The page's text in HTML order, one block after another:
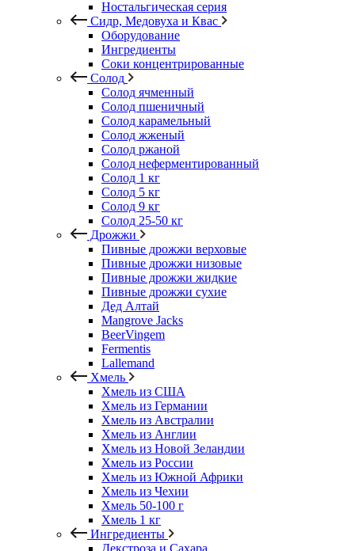
Ностальгическая серия
Сидр, Медовуха и Квас
Оборудование
Ингредиенты
Соки концентрированные
Солод
Солод ячменный
Солод пшеничный
Солод карамельный
Солод жженый
Солод ржаной
Солод неферментированный
Солод 1 кг
Солод 5 кг
Солод 9 кг
Солод 25-50 кг
Дрожжи
Пивные дрожжи верховые
Пивные дрожжи низовые
Пивные дрожжи жидкие
Пивные дрожжи сухие
Дед Алтай
Mangrove Jacks
BeerVingem
Fermentis
Lallemand
Хмель
Хмель из США
Хмель из Германии
Хмель из Австралии
Хмель из Англии
Хмель из Новой Зеландии
Хмель из России
Хмель из Южной Африки
Хмель из Чехии
Хмель 50-100 г
Хмель 1 кг
Ингредиенты
Декстроза и Сахара